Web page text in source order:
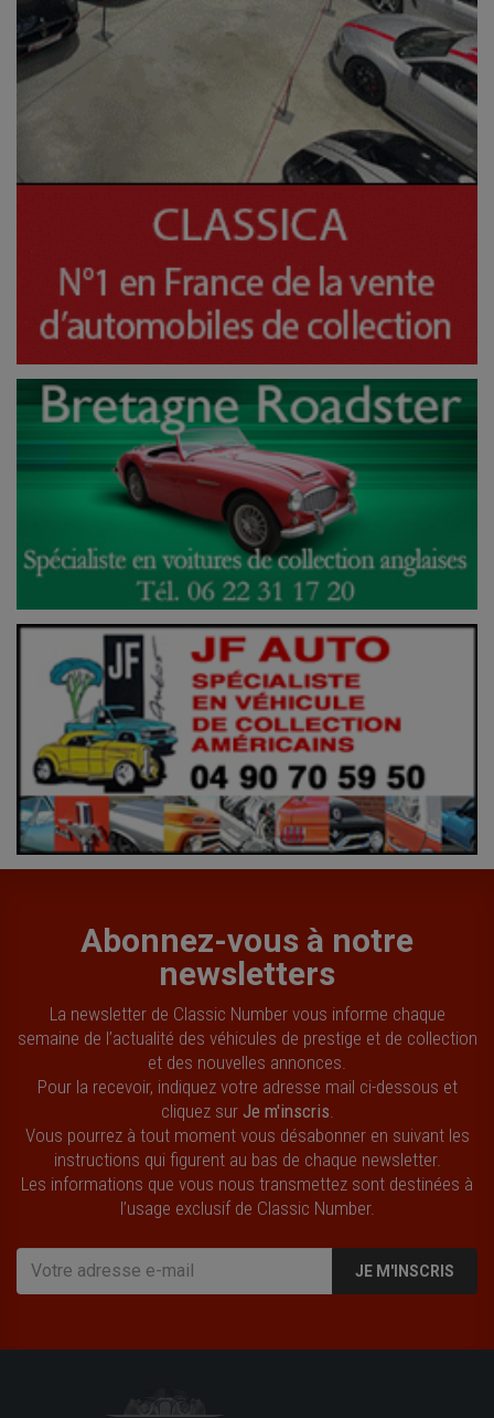
Abonnez-vous à notre
newsletters
La newsletter de Classic Number vous informe chaque
semaine de l’actualité des véhicules de prestige et de collection
et des nouvelles annonces.
Pour la recevoir, indiquez votre adresse mail ci-dessous et
cliquez sur Je m'inscris
Vous pourrez à tout moment vous désabonner en suivant les
instructions qui figurent au bas de chaque newsletter.
Les informations que vous nous transmettez sont destinées à
l’usage exclusif de Classic Number.
JE M'INSCRIS